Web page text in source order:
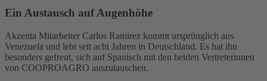
Ein Austausch auf Augenhöhe
Akzenta Mitarbeiter Carlos Ramirez kommt ursprünglich aus
Venezuela und lebt seit acht Jahren in Deutschland. Es hat ihn
besonders gefreut, sich auf Spanisch mit den beiden Vertreterinnen
von COOPROAGRO auszutauschen.